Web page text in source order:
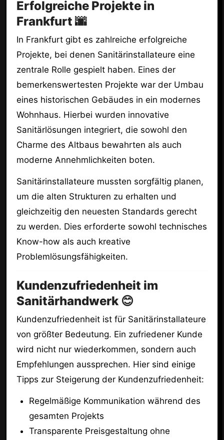
Erfolgreiche Projekte in
Frankfurt 🌆
In Frankfurt gibt es zahlreiche erfolgreiche
Projekte, bei denen Sanitärinstallateure eine
zentrale Rolle gespielt haben. Eines der
bemerkenswertesten Projekte war der Umbau
eines historischen Gebäudes in ein modernes
Wohnhaus. Hierbei wurden innovative
Sanitärlösungen integriert, die sowohl den
Charme des Altbaus bewahrten als auch
moderne Annehmlichkeiten boten.
Sanitärinstallateure mussten sorgfältig planen,
um die alten Strukturen zu erhalten und
gleichzeitig den neuesten Standards gerecht
zu werden. Dies erforderte sowohl technisches
Know-how als auch kreative
Problemlösungsfähigkeiten.
Kundenzufriedenheit im
Sanitärhandwerk 😊
Kundenzufriedenheit ist für Sanitärinstallateure
von größter Bedeutung. Ein zufriedener Kunde
wird nicht nur wiederkommen, sondern auch
Empfehlungen aussprechen. Hier sind einige
Tipps zur Steigerung der Kundenzufriedenheit:
Regelmäßige Kommunikation während des
gesamten Projekts
Transparente Preisgestaltung ohne